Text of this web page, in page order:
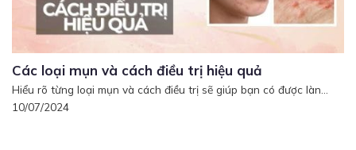
Các loại mụn và cách điều trị hiệu quả
Hiểu rõ từng loại mụn và cách điều trị sẽ giúp bạn có được làn...
10/07/2024